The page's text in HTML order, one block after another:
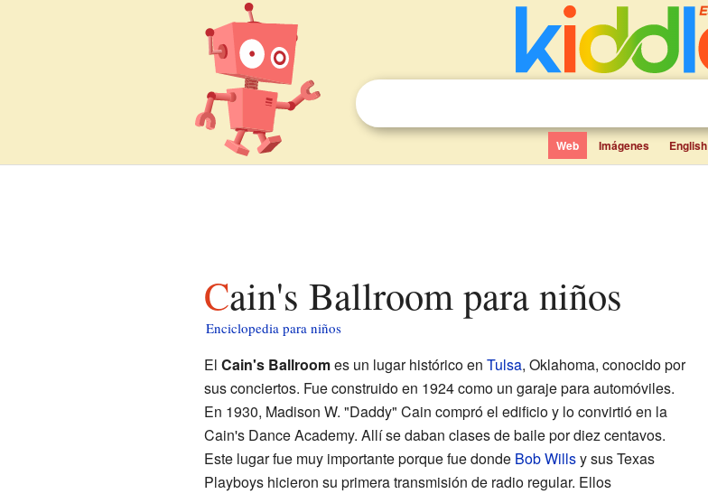
Web Imágenes English
Cain's Ballroom para niños
Enciclopedia para niños
El Cain's Ballroomes un lugar histórico en Tulsa, Oklahoma, conocido por
sus conciertos. Fue construido en 1924 como un garaje para automóviles.
En 1930, Madison W. "Daddy" Cain compró el edificio y lo convirtió en la
Cain's Dance Academy. Allí se daban clases de baile por diez centavos.
Este lugar fue muy importante porque fue donde Bob Willsy sus Texas
Playboys hicieron su primera transmisión de radio regular. Ellos